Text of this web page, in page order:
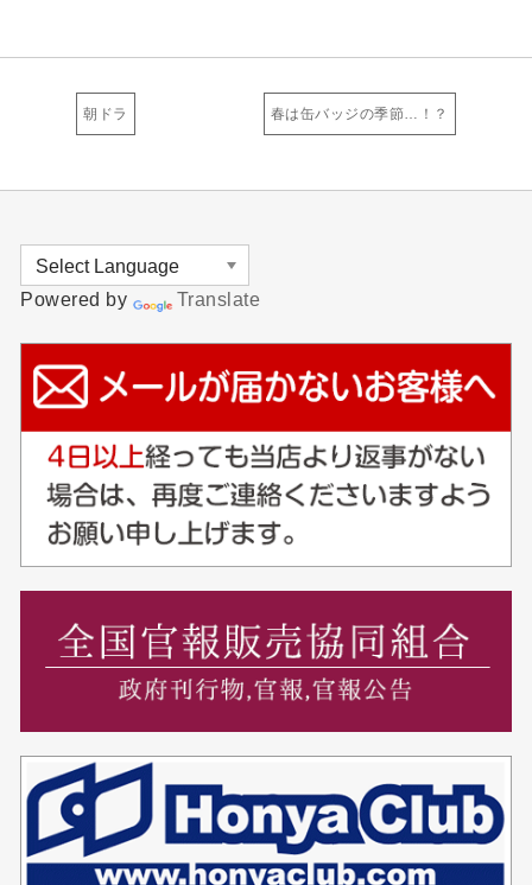
朝ドラ 春は缶バッジの季節…！？
Powered by Translate